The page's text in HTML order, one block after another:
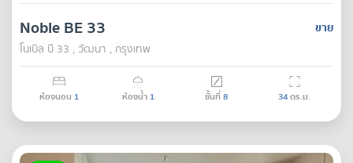
ขาย
Noble BE 33
โนเบิล บี 33 , วัฒนา , กรุงเทพ
ห้องนอน 1 ห้องน้ำ 1 ชั้นที่8 34ตร.ม.